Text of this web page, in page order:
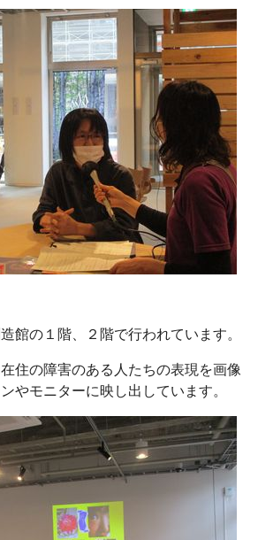
館の１階、２階で行われています。
住の障害のある人たちの表現を画像
やモニターに映し出しています。